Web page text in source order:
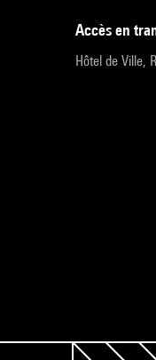
accès en
Hôtel de Ville,